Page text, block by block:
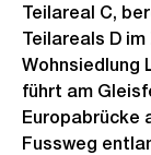
Teilareal C,
Teilareals D
Wohnsiedlung
führt am
Europabrücke
Fussweg